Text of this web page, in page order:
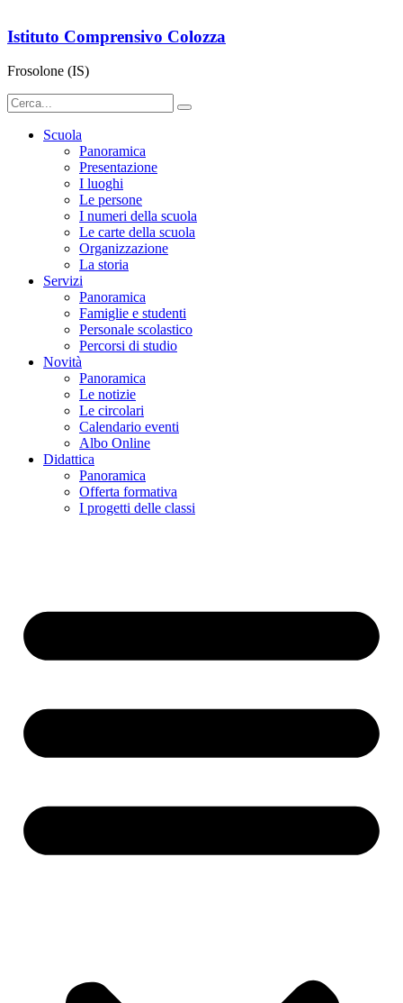
Istituto Comprensivo Colozza
Frosolone (IS)
Scuola
Panoramica
Presentazione
I luoghi
Le persone
I numeri della scuola
Le carte della scuola
Organizzazione
La storia
Servizi
Panoramica
Famiglie e studenti
Personale scolastico
Percorsi di studio
Novità
Panoramica
Le notizie
Le circolari
Calendario eventi
Albo Online
Didattica
Panoramica
Offerta formativa
I progetti delle classi